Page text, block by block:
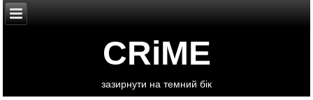
CRiME
зазирнути на темний бік